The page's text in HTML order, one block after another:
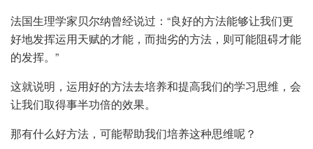
法国生理学家贝尔纳曾经说过：“良好的方法能够让我们更
好地发挥运用天赋的才能，而拙劣的方法，则可能阻碍才能
的发挥。”
这就说明，运用好的方法去培养和提高我们的学习思维，会
让我们取得事半功倍的效果。
那有什么好方法，可能帮助我们培养这种思维呢？